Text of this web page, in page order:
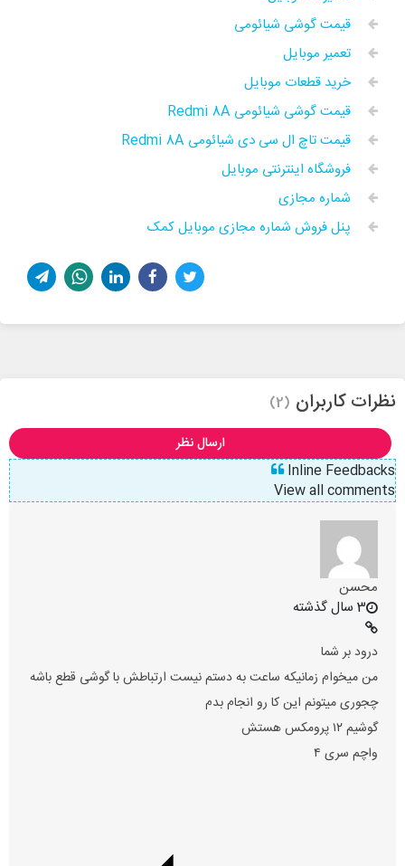
قیمت گوشی شیائومی
تعمیر موبایل
خرید قطعات موبایل
قیمت گوشی شیائومی Redmi 8A
قیمت تاچ ال سی دی شیائومی Redmi 8A
فروشگاه اینترنتی موبایل
شماره مجازی
پنل فروش شماره مجازی موبایل کمک
نظرات کاربران (2)
ارسال نظر
Inline Feedbacks
View all comments
محسن
3 سال گذشته
درود بر شما
من میخوام زمانیکه ساعت به دستم نیست ارتباطش با گوشی قطع باشه
چجوری میتونم این کا رو انجام بدم
گوشیم ۱۲ پرومکس هستش
واچم سری ۴